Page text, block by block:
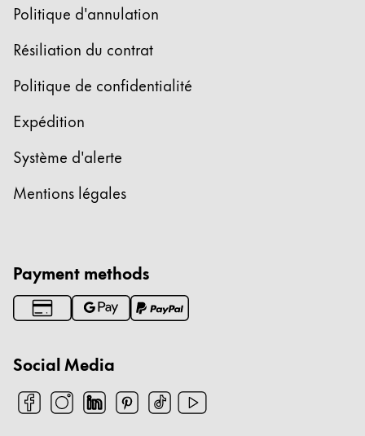
Politique d'annulation
Résiliation du contrat
Politique de confidentialité
Expédition
Système d'alerte
Mentions légales
Payment methods
Social Media